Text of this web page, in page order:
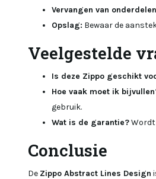
Vervangen van
Opslag: Bewaar de
Veelgestelde
Is deze Zippo geschikt
Hoe vaak moet ik
gebruik.
Wat is de garantie?
Conclusie
De Zippo Abstract Lines Design